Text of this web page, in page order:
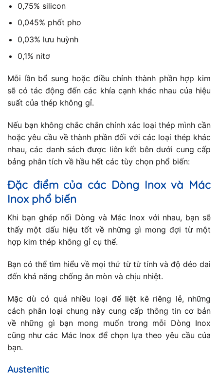
0,75% silicon
0,045% phốt pho
0,03% lưu huỳnh
0,1% nitơ
Mỗi lần bổ sung hoặc điều chỉnh thành phần hợp kim
sẽ có tác động đến các khía cạnh khác nhau của hiệu
suất của thép không gỉ.
Nếu bạn không chắc chắn chính xác loại thép mình cần
hoặc yêu cầu về thành phần đối với các loại thép khác
nhau, các danh sách được liên kết bên dưới cung cấp
bảng phân tích về hầu hết các tùy chọn phổ biến:
Đặc điểm của các Dòng Inox và Mác
Inox phổ biến
Khi bạn ghép nối Dòng và Mác Inox với nhau, bạn sẽ
thấy một dấu hiệu tốt về những gì mong đợi từ một
hợp kim thép không gỉ cụ thể.
Bạn có thể tìm hiểu về mọi thứ từ từ tính và độ dẻo dai
đến khả năng chống ăn mòn và chịu nhiệt.
Mặc dù có quá nhiều loại để liệt kê riêng lẻ, những
cách phân loại chung này cung cấp thông tin cơ bản
về những gì bạn mong muốn trong mỗi Dòng Inox
cũng như các Mác Inox để chọn lựa theo yêu cầu của
bạn.
Austenitic